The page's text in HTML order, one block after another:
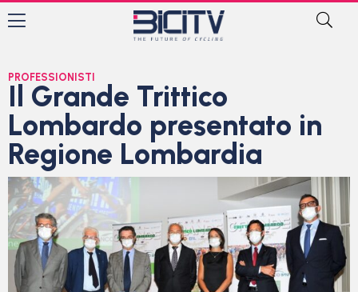
PROFESSIONISTI
Il Grande Trittico
Lombardo presentato in
Regione Lombardia